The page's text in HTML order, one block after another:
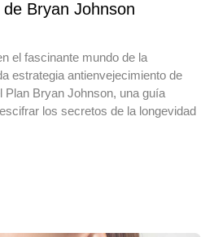
Bryan Johnson
el fascinante mundo de la
estrategia antienvejecimiento de
Plan Bryan Johnson, una guía
los secretos de la longevidad